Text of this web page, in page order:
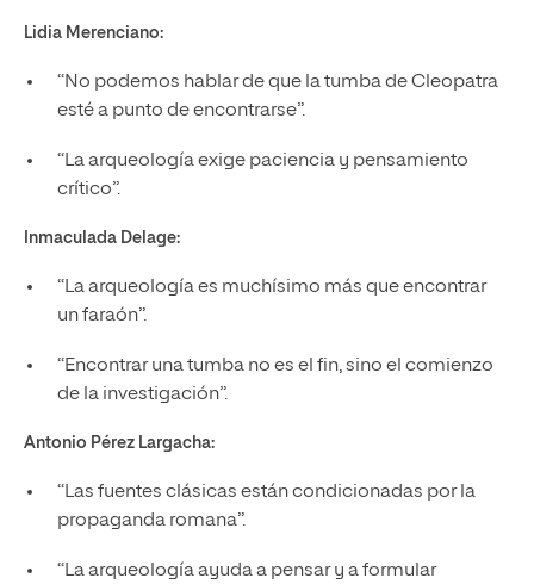
Lidia Merenciano:
“No podemos hablar de que la tumba de Cleopatra
esté a punto de encontrarse”.
“La arqueología exige paciencia y pensamiento
crítico”.
Inmaculada Delage:
“La arqueología es muchísimo más que encontrar
un faraón”.
“Encontrar una tumba no es el fin, sino el comienzo
de la investigación”.
Antonio Pérez Largacha:
“Las fuentes clásicas están condicionadas por la
propaganda romana”.
“La arqueología ayuda a pensar y a formular